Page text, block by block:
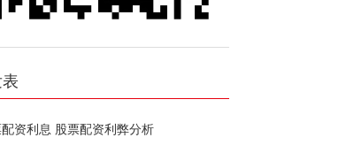
资利息 股票配资利弊分析